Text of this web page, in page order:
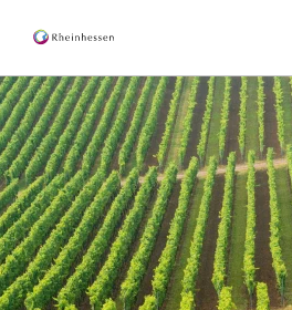
Wein &
Aktiv &
Kultur &